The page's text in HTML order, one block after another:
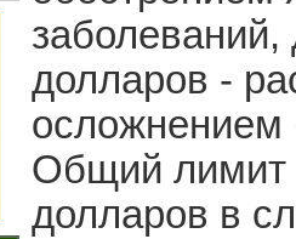
заболеваний,
долларов -
осложнением
Общий лимит
долларов в